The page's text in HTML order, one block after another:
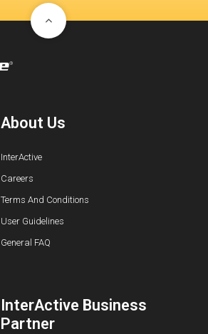
About Us
InterActive
Careers
Terms And Conditions
User Guidelines
General FAQ
InterActive Business
Partner